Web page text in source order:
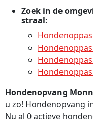
Zoek in de
straal:
Hondenopvang
u zo! Hondenopvang
Nu al 0 actieve